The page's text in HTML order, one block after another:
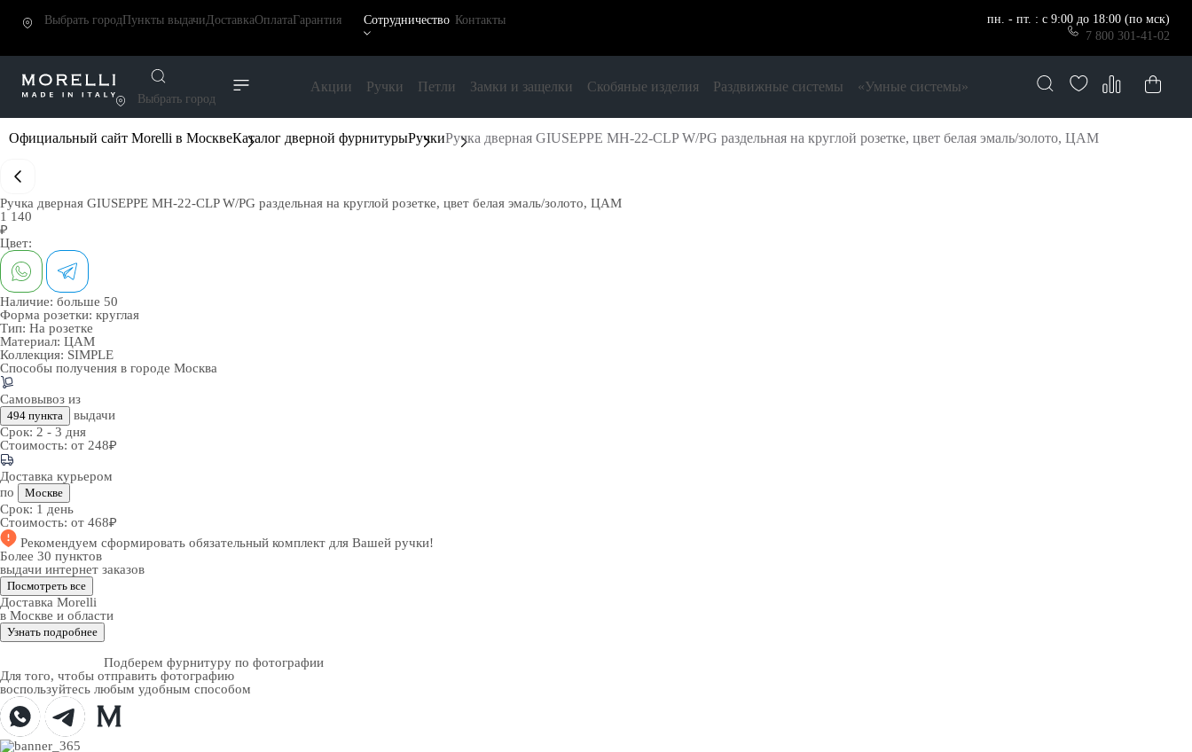
Выбрать городПункты выдачиДоставкаОплатаГарантия Сотрудничество Контакты
пн. - пт. : с 9:00 до 18:00 (по мск)
7 800 301-41-02
Выбрать город
Акции Ручки Петли Замки и защелки Скобяные изделия Раздвижные системы «Умные системы»
Официальный сайт Morelli в МосквеКаталог дверной фурнитурыРучкиРучка дверная GIUSEPPE MH-22-CLP W/PG раздельная на круглой розетке, цвет белая эмаль/золото, ЦАМ
Ручка дверная GIUSEPPE MH-22-CLP W/PG раздельная на круглой розетке, цвет белая эмаль/золото, ЦАМ
1 140
₽
Цвет:
Наличие: больше 50
Форма розетки: круглая
Тип: На розетке
Материал: ЦАМ
Коллекция: SIMPLE
Способы получения в городе Москва
Самовывоз из
494 пункта
выдачи
Срок: 2 - 3 дня
Стоимость: от 248₽
Доставка курьером
по
Москве
Срок: 1 день
Стоимость: от 468₽
Рекомендуем сформировать обязательный комплект для Вашей ручки!
Более 30 пунктов
выдачи интернет заказов
Посмотреть все
Доставка Morelli
в Москве и области
Узнать подробнее
Подберем фурнитуру по фотографии
Для того, чтобы отправить фотографию
воспользуйтесь любым удобным способом